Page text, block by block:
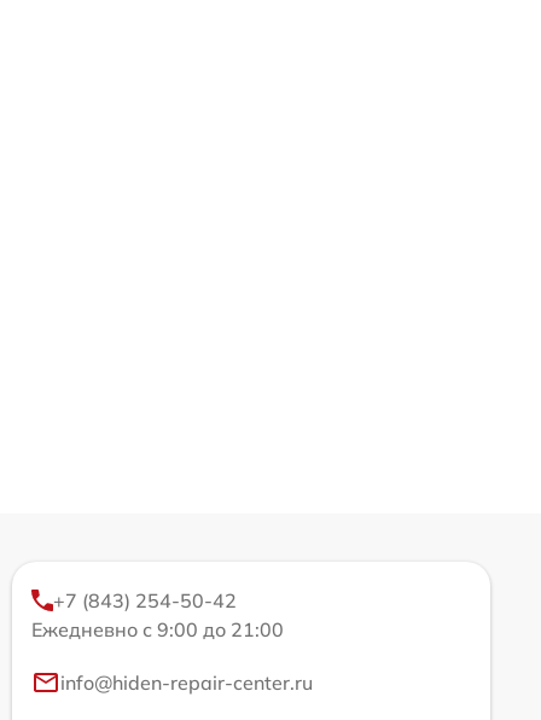
+7 (843) 254-50-42
Ежедневно с 9:00 до 21:00
info@hiden-repair-center.ru